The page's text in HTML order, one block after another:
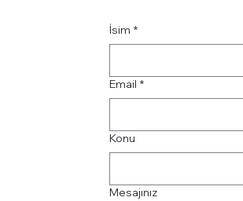
İsim *
Email *
Konu
Mesajınız